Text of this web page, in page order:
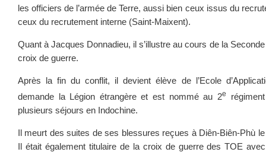
les officiers de l’armée de Terre, aussi bien ceux issus du
ceux du recrutement interne (Saint-Maixent).
Quant à Jacques Donnadieu, il s’illustre au cours de la
croix de guerre.
Après la fin du conflit, il devient élève de l’Ecole
demande la Légion étrangère et est nommé au 2e
plusieurs séjours en Indochine.
Il meurt des suites de ses blessures reçues à Diên-Biên-Phù
Il était également titulaire de la croix de guerre des TOE